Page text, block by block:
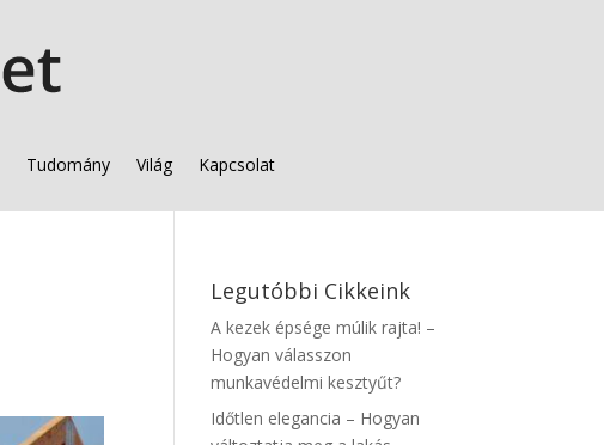
Tudomány Világ Kapcsolat
Legutóbbi Cikkeink
A kezek épsége múlik rajta! –
Hogyan válasszon
munkavédelmi kesztyűt?
Időtlen elegancia – Hogyan